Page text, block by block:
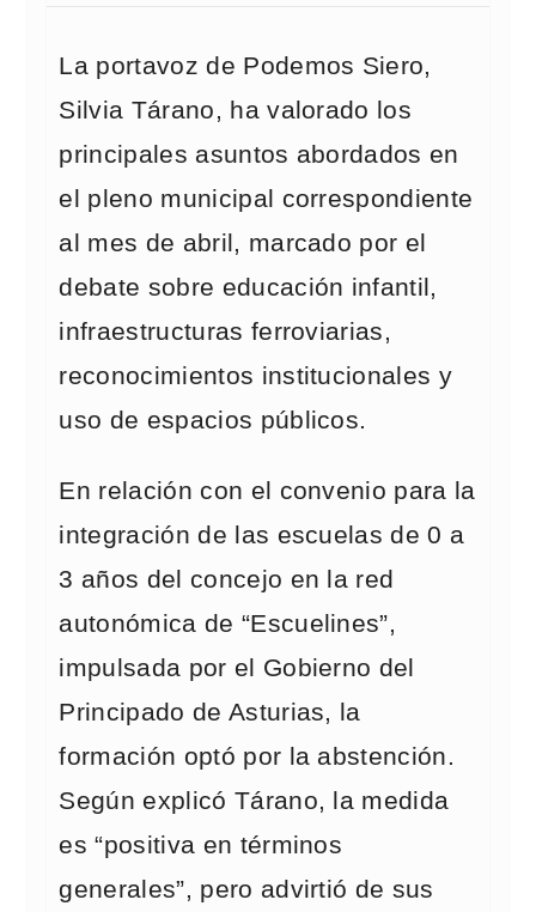
La portavoz de Podemos Siero,
Silvia Tárano, ha valorado los
principales asuntos abordados en
el pleno municipal correspondiente
al mes de abril, marcado por el
debate sobre educación infantil,
infraestructuras ferroviarias,
reconocimientos institucionales y
uso de espacios públicos.
En relación con el convenio para la
integración de las escuelas de 0 a
3 años del concejo en la red
autonómica de “Escuelines”,
impulsada por el Gobierno del
Principado de Asturias, la
formación optó por la abstención.
Según explicó Tárano, la medida
es “positiva en términos
generales”, pero advirtió de sus